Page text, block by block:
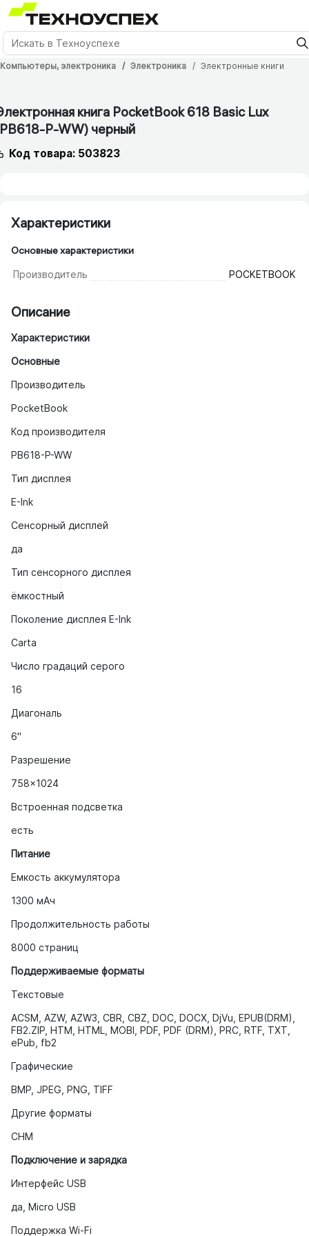
Компьютеры, электроника Электроника Электронные книги
книга PocketBook 618 Basic Lux
P-WW) черный
Код товара: 503823
Характеристики
Основные характеристики
Производитель POCKETBOOK
Описание
Характеристики
Основные
Производитель
PocketBook
Код производителя
PB618-P-WW
Тип дисплея
E-Ink
Сенсорный дисплей
да
Тип сенсорного дисплея
ёмкостный
Поколение дисплея E-Ink
Carta
Число градаций серого
16
Диагональ
6"
Разрешение
758x1024
Встроенная подсветка
есть
Питание
Емкость аккумулятора
1300 мАч
Продолжительность работы
8000 страниц
Поддерживаемые форматы
Текстовые
ACSM, AZW, AZW3, CBR, CBZ, DOC, DOCX, DjVu, EPUB(DRM),
FB2.ZIP, HTM, HTML, MOBI, PDF, PDF (DRM), PRC, RTF, TXT,
ePub, fb2
Графические
BMP, JPEG, PNG, TIFF
Другие форматы
CHM
Подключение и зарядка
Интерфейс USB
да, Micro USB
Поддержка Wi-Fi